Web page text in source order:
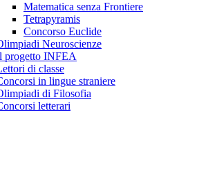
Matematica senza Frontiere
Tetrapyramis
Concorso Euclide
Neuroscienze
progetto INFEA
di classe
in lingue straniere
di Filosofia
letterari